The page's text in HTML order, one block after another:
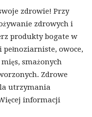
zdrowie! Przy
zdrowych i
produkty bogate w
owoce,
smażonych
Zdrowe
utrzymania
informacji